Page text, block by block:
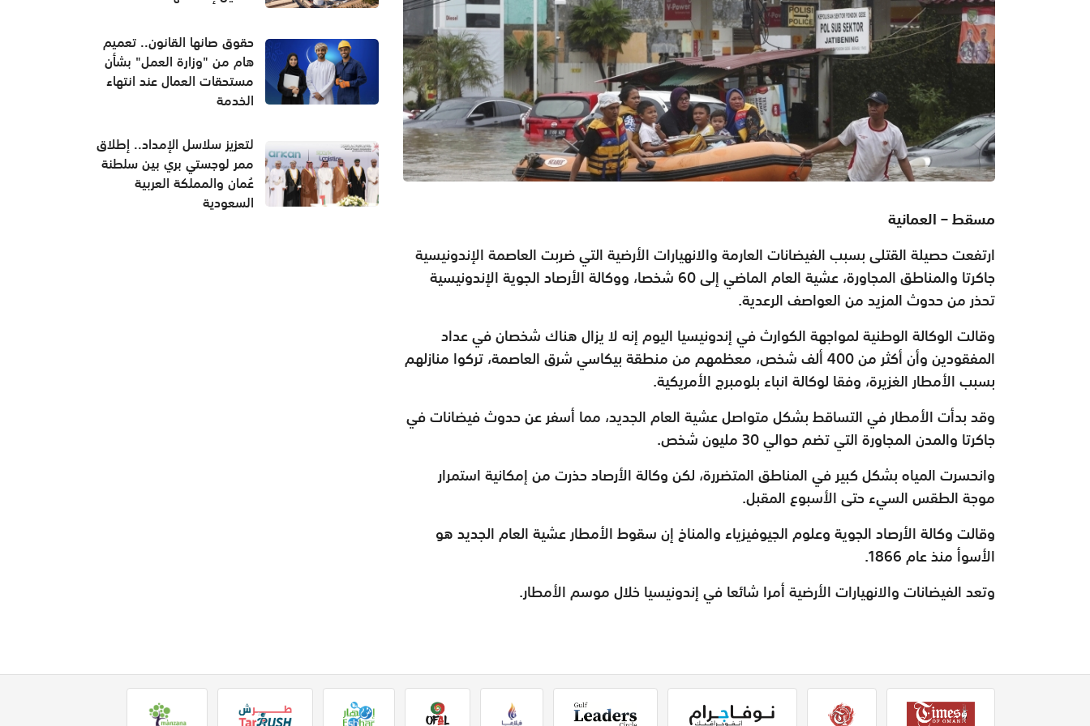
مسقط – العمانية
ارتفعت حصيلة القتلى بسبب الفيضانات العارمة والانهيارات الأرضية التي ضربت العاصمة الإندونيسية
جاكرتا والمناطق المجاورة، عشية العام الماضي إلى 60 شخصا، ووكالة الأرصاد الجوية الإندونيسية
تحذر من حدوث المزيد من العواصف الرعدية.
وقالت الوكالة الوطنية لمواجهة الكوارث في إندونيسيا اليوم إنه لا يزال هناك شخصان في عداد
المفقودين وأن أكثر من 400 ألف شخص، معظمهم من منطقة بيكاسي شرق العاصمة، تركوا منازلهم
بسبب الأمطار الغزيرة، وفقا لوكالة انباء بلومبرج الأمريكية.
وقد بدأت الأمطار في التساقط بشكل متواصل عشية العام الجديد، مما أسفر عن حدوث فيضانات في
جاكرتا والمدن المجاورة التي تضم حوالي 30 مليون شخص
.
وانحسرت المياه بشكل كبير في المناطق المتضررة، لكن وكالة الأرصاد حذرت من إمكانية استمرار
موجة الطقس السيء حتى الأسبوع المقبل.
وقالت وكالة الأرصاد الجوية وعلوم الجيوفيزياء والمناخ إن سقوط الأمطار عشية العام الجديد هو
الأسوأ منذ عام 1866
.
وتعد الفيضانات والانهيارات الأرضية أمرا شائعا في إندونيسيا خلال موسم الأمطار.
حقوق صانها القانون.. تعميم
هام من "وزارة العمل" بشأن
مستحقات العمال عند انتهاء
الخدمة
لتعزيز سلاسل الإمداد.. إطلاق
ممر لوجستي بري بين سلطنة
عُمان والمملكة العربية
السعودية